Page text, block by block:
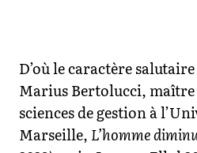
D’où le caractère
Marius Bertolucci, maître
sciences de gestion à
Marseille, L’homme